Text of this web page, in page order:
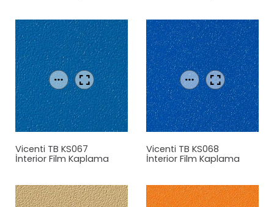
Vicenti TB KS067
İnterior Film Kaplama
Vicenti TB KS068
İnterior Film Kaplama